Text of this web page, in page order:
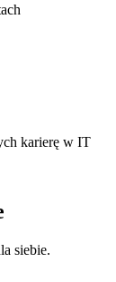
karierę w IT
siebie.